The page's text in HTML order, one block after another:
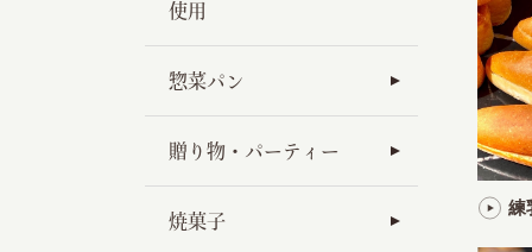
練
使用
惣菜パン
贈り物・パーティー
焼菓子